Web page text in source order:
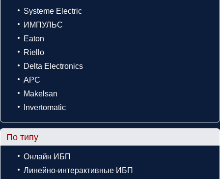
Systeme Electric
ИМПУЛЬС
Eaton
Riello
Delta Electronics
APC
Makelsan
Invertomatic
По типу
Онлайн ИБП
Линейно-интерактивные ИБП